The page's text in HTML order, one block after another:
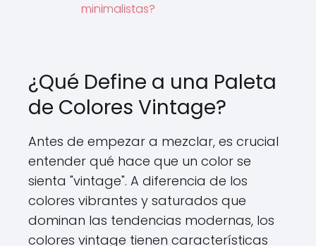
minimalistas?
¿Qué Define a una Paleta
de Colores Vintage?
Antes de empezar a mezclar, es crucial
entender qué hace que un color se
sienta "vintage". A diferencia de los
colores vibrantes y saturados que
dominan las tendencias modernas, los
colores vintage tienen características